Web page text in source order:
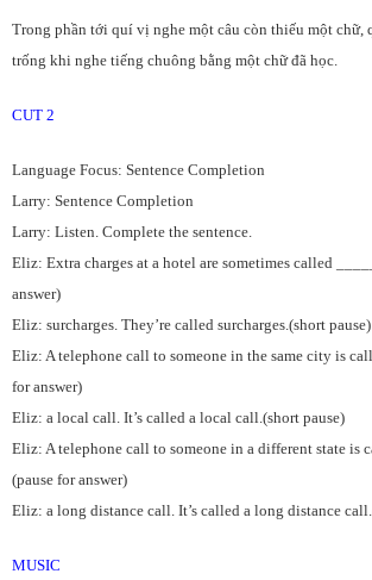
Trong phần tới quí vị nghe một câu còn thiếu một chữ,
trống khi nghe tiếng chuông bằng một chữ đã học.
CUT 2
Language Focus: Sentence Completion
Larry: Sentence Completion
Larry: Listen. Complete the sentence.
Eliz: Extra charges at a hotel are sometimes called
answer)
Eliz: surcharges. They’re called surcharges.(short pause)
Eliz: A telephone call to someone in the same city is
for answer)
Eliz: a local call. It’s called a local call.(short pause)
Eliz: A telephone call to someone in a different state is
(pause for answer)
Eliz: a long distance call. It’s called a long distance
MUSIC